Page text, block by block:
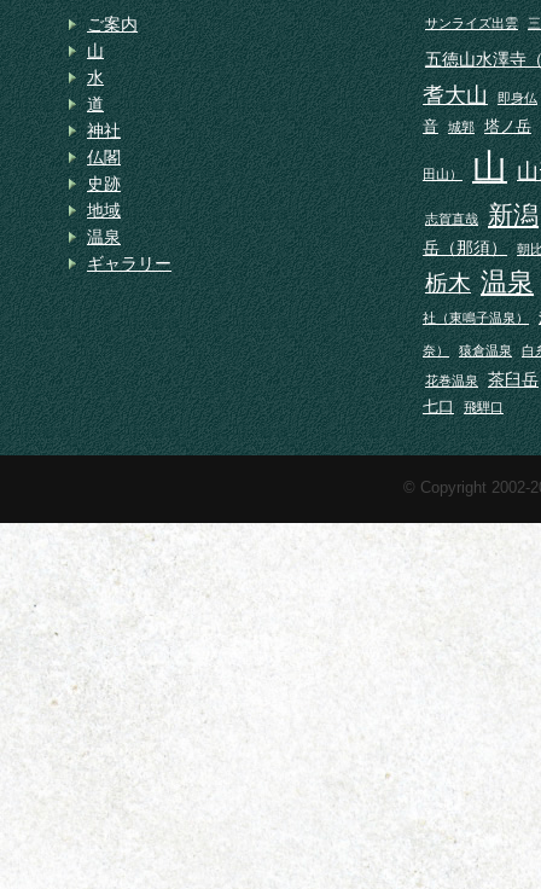
ご案内
山
水
道
神社
仏閣
史跡
地域
温泉
ギャラリー
サンライズ出雲
五徳山水澤寺
耆大山 即身仏
音 城郭 塔ノ岳
田山） 山
志賀直哉 新潟
岳（那須） 朝
栃木 温泉
社（東鳴子温泉）
奈） 猿倉温泉 白
花巻温泉 茶臼岳
七口 飛騨口
© Copyright 2002-